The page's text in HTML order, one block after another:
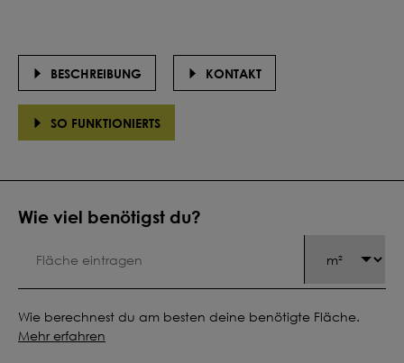
Wie viel benötigst du?
Wie berechnest du am besten deine benötigte Fläche.
Mehr erfahren
BESCHREIBUNG KONTAKT
SO FUNKTIONIERTS